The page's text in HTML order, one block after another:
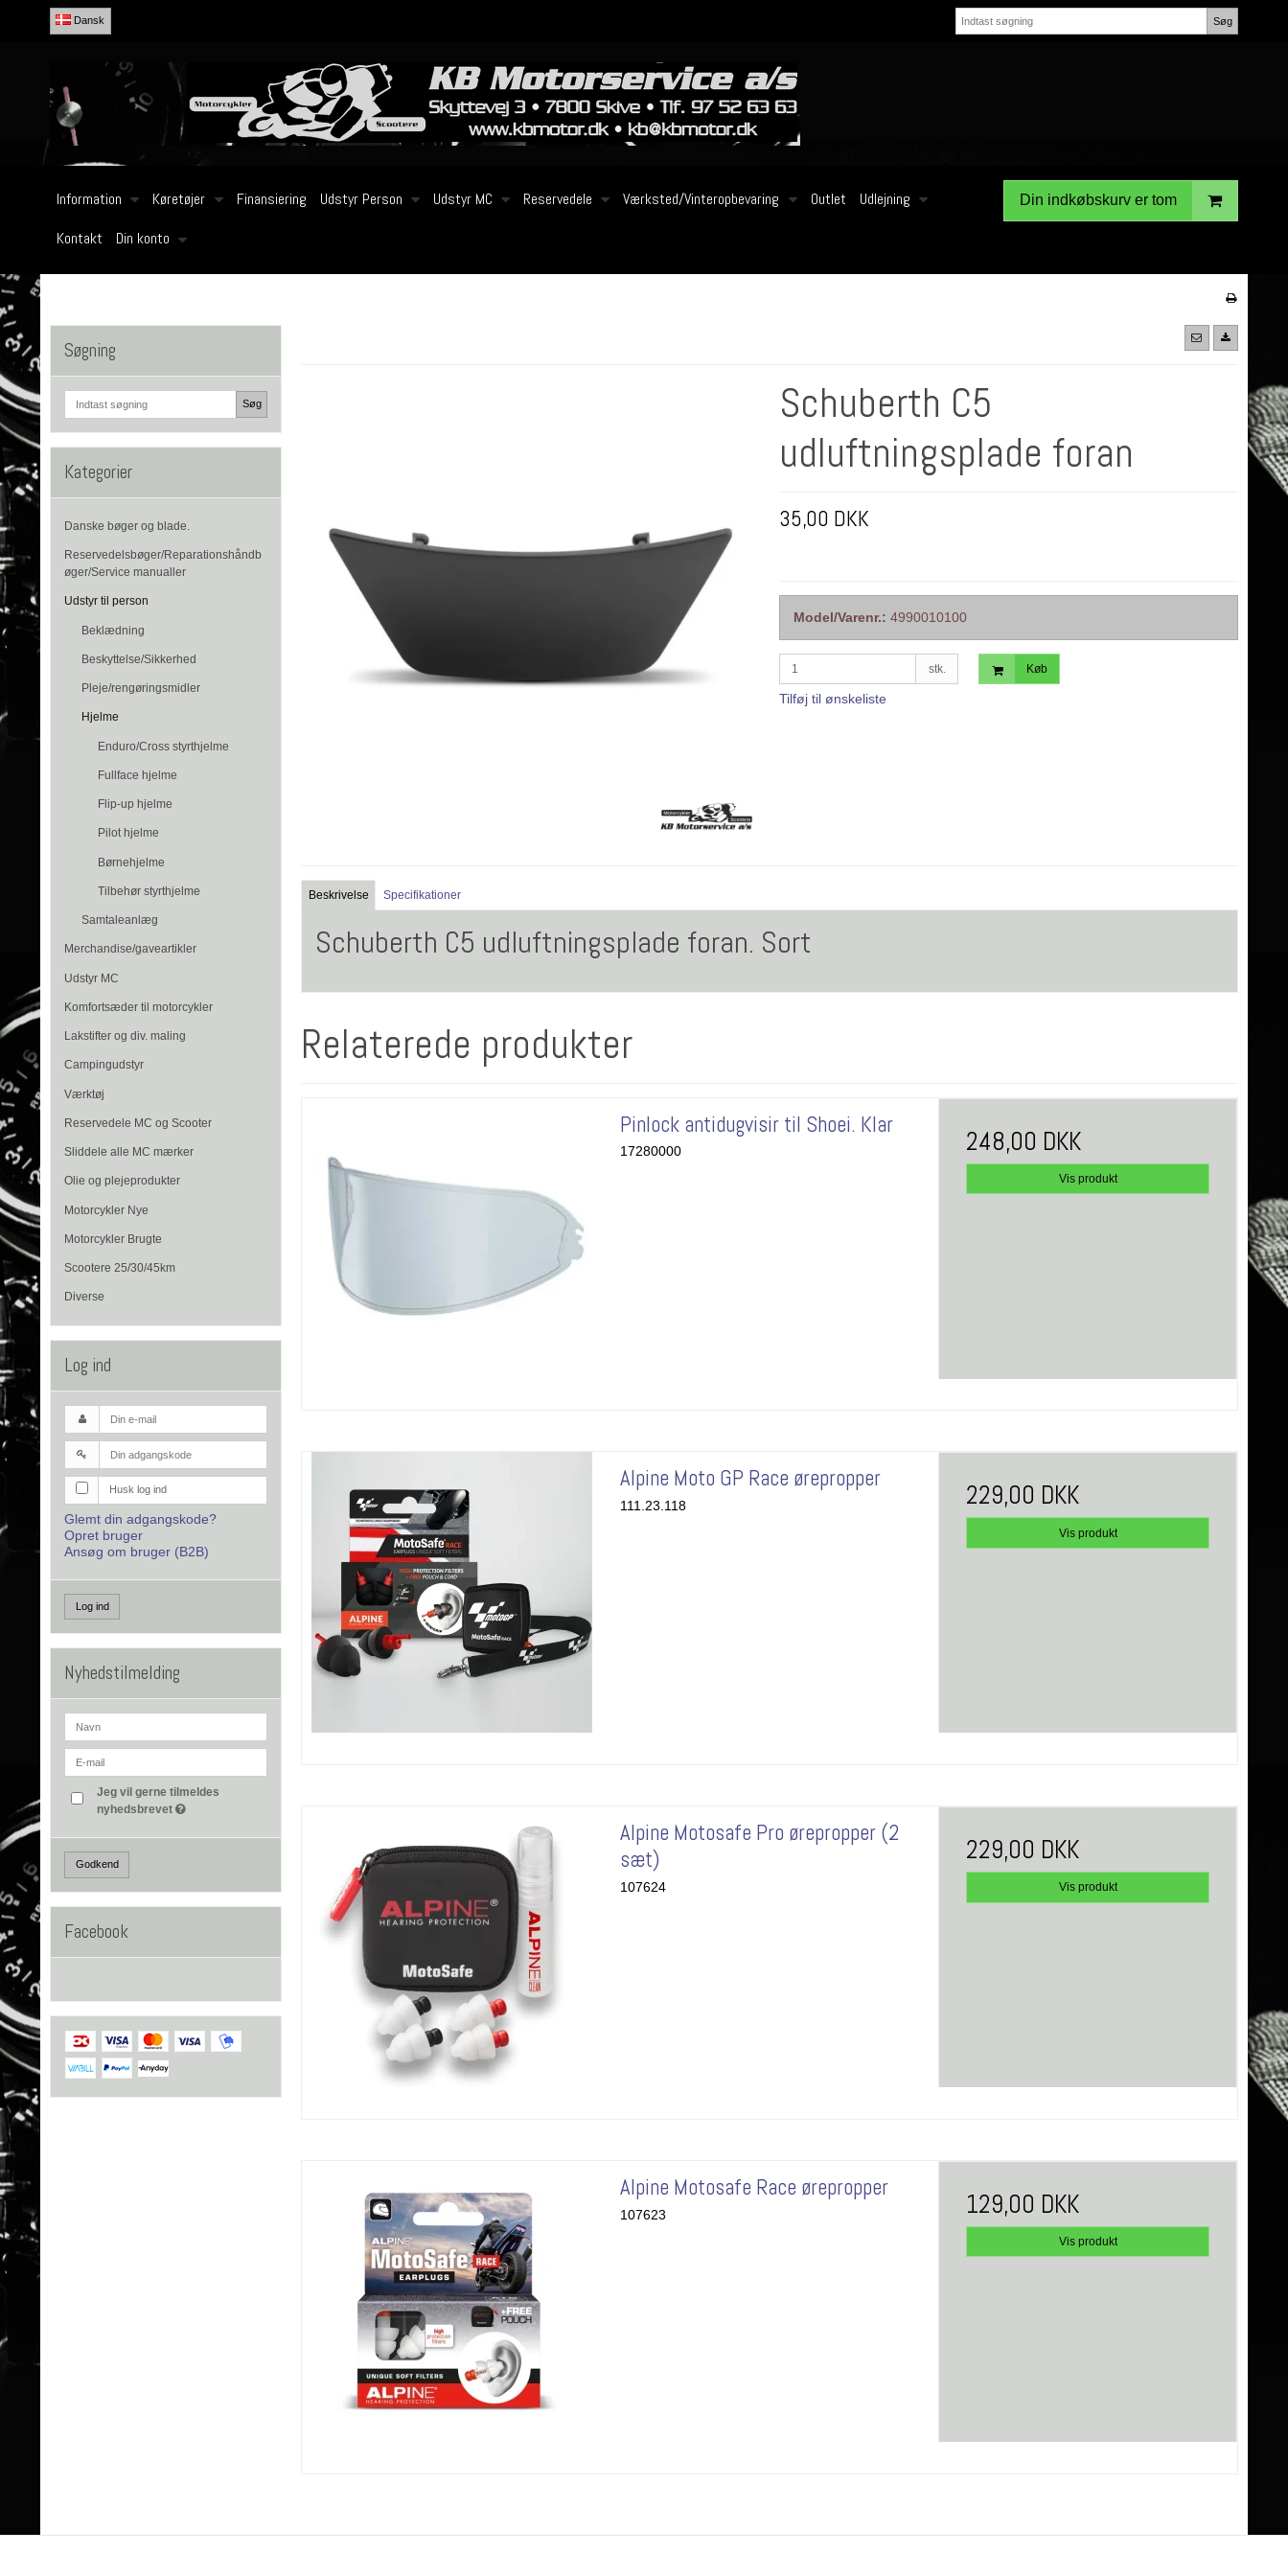
Dansk Søg
Information Køretøjer Finansiering Udstyr Person Udstyr MC Reservedele Værksted/Vinteropbevaring Outlet
Udlejning
Kontakt
Din konto
Din indkøbskurv er tom
Søgning
Søg
Kategorier
Danske bøger og blade.
Reservedelsbøger/Reparationshåndb
øger/Service manualler
Udstyr til person
Beklædning
Beskyttelse/Sikkerhed
Pleje/rengøringsmidler
Hjelme
Enduro/Cross styrthjelme
Fullface hjelme
Flip-up hjelme
Pilot hjelme
Børnehjelme
Tilbehør styrthjelme
Samtaleanlæg
Merchandise/gaveartikler
Udstyr MC
Komfortsæder til motorcykler
Lakstifter og div. maling
Campingudstyr
Værktøj
Reservedele MC og Scooter
Sliddele alle MC mærker
Olie og plejeprodukter
Motorcykler Nye
Motorcykler Brugte
Scootere 25/30/45km
Diverse
Log ind
Husk log ind
Glemt din adgangskode?
Opret bruger
Ansøg om bruger (B2B)
Log ind
Nyhedstilmelding
Jeg vil gerne tilmeldes
nyhedsbrevet
Godkend
Facebook
Schuberth C5
udluftningsplade foran
35,00 DKK
Model/Varenr.: 4990010100
stk. Køb
Tilføj til ønskeliste
Beskrivelse Specifikationer
Schuberth C5 udluftningsplade foran. Sort
Relaterede produkter
Pinlock antidugvisir til Shoei. Klar
17280000 248,00 DKK
Vis produkt
Alpine Moto GP Race ørepropper
111.23.118 229,00 DKK
Vis produkt
Alpine Motosafe Pro ørepropper (2
sæt)
107624
229,00 DKK
Vis produkt
Alpine Motosafe Race ørepropper
107623 129,00 DKK
Vis produkt